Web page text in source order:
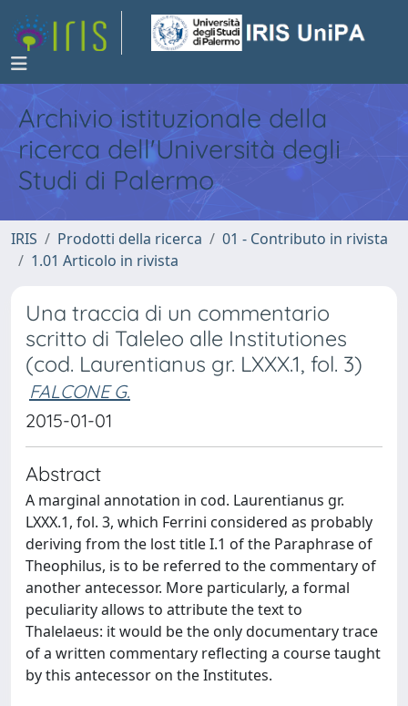
Archivio istituzionale della
ricerca dell'Università degli
Studi di Palermo
IRIS Prodotti della ricerca
01 - Contributo in rivista
1.01 Articolo in rivista
Una traccia di un commentario
scritto di Taleleo alle Institutiones
(cod. Laurentianus gr. LXXX.1, fol. 3)
FALCONE G.
2015-01-01
Abstract
A marginal annotation in cod. Laurentianus gr.
LXXX.1, fol. 3, which Ferrini considered as probably
deriving from the lost title I.1 of the Paraphrase of
Theophilus, is to be referred to the commentary of
another antecessor. More particularly, a formal
peculiarity allows to attribute the text to
Thalelaeus: it would be the only documentary trace
of a written commentary reflecting a course taught
by this antecessor on the Institutes.